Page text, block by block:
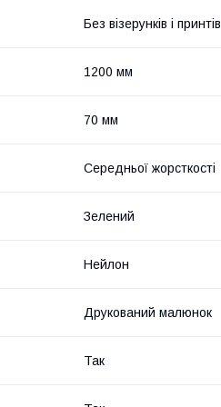
Без візерунків і принтів
1200 мм
70 мм
Середньої жорсткості
Зелений
Нейлон
Друкований малюнок
Так